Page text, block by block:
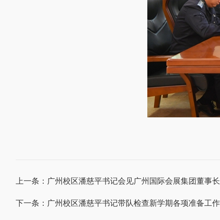
上一条： 广州校区潘慈平书记会见广州国际会展集团董事
下一条： 广州校区潘慈平书记带队检查新学期各项准备工作